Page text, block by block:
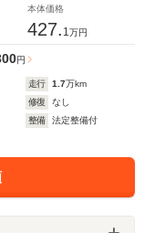
本体価格
427. 1 万円
円
走行 1.7万km
修復
なし
整備
法定整備付